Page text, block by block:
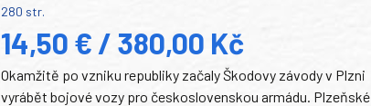
280 str.
14,50 € / 380,00 Kč
Okamžitě po vzniku republiky začaly Škodovy závody v Plzni
vyrábět bojové vozy pro československou armádu. Plzeňské